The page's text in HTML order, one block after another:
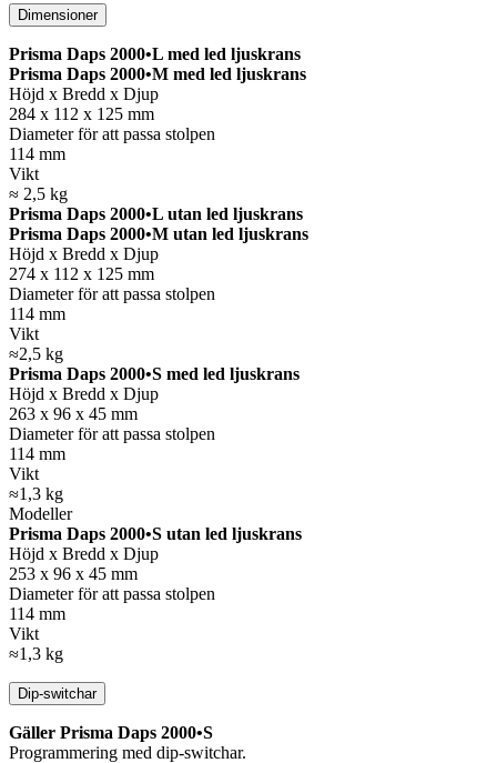
Dimensioner
Prisma Daps 2000•L med led ljuskrans
Prisma Daps 2000•M med led ljuskrans
Höjd x Bredd x Djup
284 x 112 x 125 mm
Diameter för att passa stolpen
114 mm
Vikt
≈ 2,5 kg
Prisma Daps 2000•L utan led ljuskrans
Prisma Daps 2000•M utan led ljuskrans
Höjd x Bredd x Djup
274 x 112 x 125 mm
Diameter för att passa stolpen
114 mm
Vikt
≈2,5 kg
Prisma Daps 2000•S med led ljuskrans
Höjd x Bredd x Djup
263 x 96 x 45 mm
Diameter för att passa stolpen
114 mm
Vikt
≈1,3 kg
Modeller
Prisma Daps 2000•S utan led ljuskrans
Höjd x Bredd x Djup
253 x 96 x 45 mm
Diameter för att passa stolpen
114 mm
Vikt
≈1,3 kg
Dip-switchar
Gäller Prisma Daps 2000•S
Programmering med dip-switchar.